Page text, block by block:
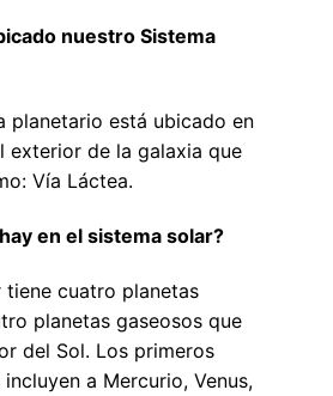
nuestro Sistema
planetario está ubicado en
exterior de la galaxia que
Vía Láctea.
en el sistema solar?
tiene cuatro planetas
planetas gaseosos que
del Sol. Los primeros
a Mercurio, Venus,